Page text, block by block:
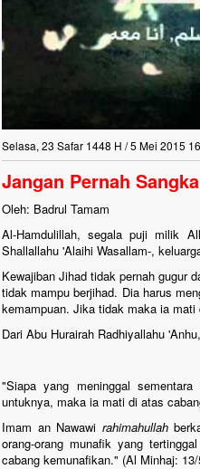
Selasa, 23 Safar 1448 H / 5 Mei 2015
Jangan Pernah
Oleh: Badrul Tamam
Al-Hamdulillah, segala puji milik
Shallallahu 'Alaihi Wasallam-,
Kewajiban Jihad tidak pernah gugur
tidak mampu berjihad. Dia harus
kemampuan. Jika tidak maka ia
Dari Abu Hurairah Radhiyallahu
"Siapa yang meninggal
untuknya, maka ia mati di atas
Imam an Nawawi rahimahullah
orang-orang munafik yang
cabang kemunafikan." (Al Minhaj:
Hidup Naura
rintangan yang
berusia sepuluh
menghadapi
pembuluh darah